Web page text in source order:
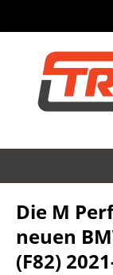
Die M
neuen
(F82)